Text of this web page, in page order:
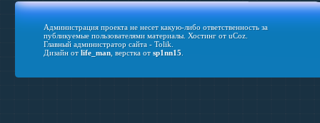
Администрация проекта не несет какую-либо ответственность за
публикуемые пользователями материалы. Хостинг отuCoz.
Главный администратор сайта - Tolik.
Дизайн отlife_man, верстка отsp1nn15.